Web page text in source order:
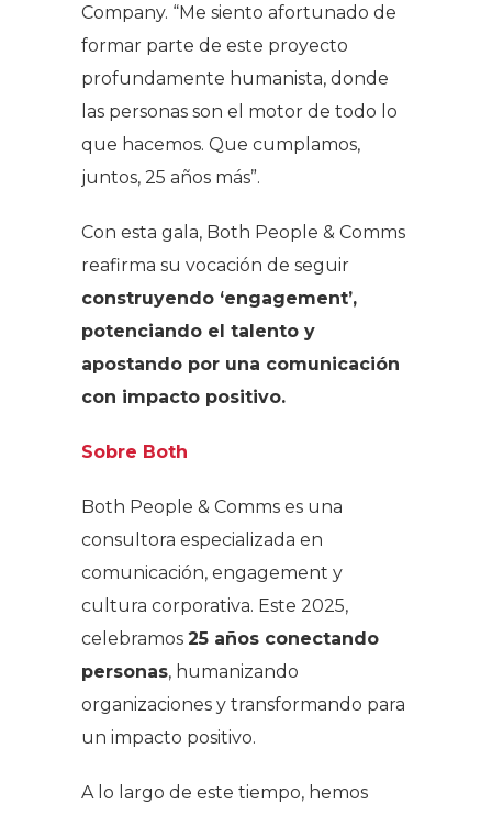
Company. “Me siento afortunado de
formar parte de este proyecto
profundamente humanista, donde
las personas son el motor de todo lo
que hacemos. Que cumplamos,
juntos, 25 años más”.
Con esta gala, Both People & Comms
reafirma su vocación de seguir
construyendo ‘engagement’,
potenciando el talento y
apostando por una comunicación
con impacto positivo.
Sobre Both
Both People & Comms es una
consultora especializada en
comunicación, engagement y
cultura corporativa. Este 2025,
celebramos 25 años conectando
personas, humanizando
organizaciones y transformando para
un impacto positivo.
A lo largo de este tiempo, hemos